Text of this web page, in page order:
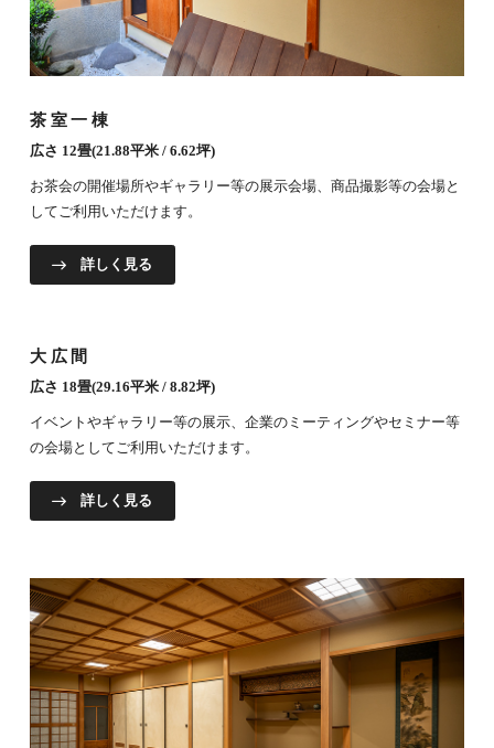
茶室一棟
広さ 12畳(21.88平米 / 6.62坪)
お茶会の開催場所やギャラリー等の展示会場、商品撮影等の会場と
してご利用いただけます。
詳しく見る
大広間
広さ 18畳(29.16平米 / 8.82坪)
イベントやギャラリー等の展示、企業のミーティングやセミナー等
の会場としてご利用いただけます。
詳しく見る